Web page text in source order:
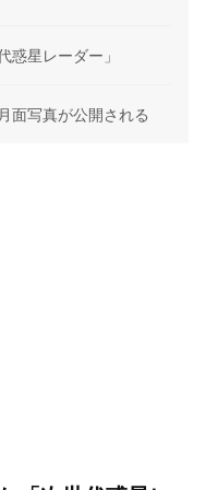
惑星レーダー」
面写真が公開される